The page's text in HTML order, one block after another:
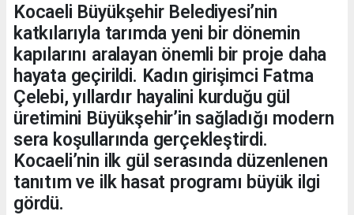
Kocaeli Büyükşehir Belediyesi’nin
katkılarıyla tarımda yeni bir dönemin
kapılarını aralayan önemli bir proje daha
hayata geçirildi. Kadın girişimci Fatma
Çelebi, yıllardır hayalini kurduğu gül
üretimini Büyükşehir’in sağladığı modern
sera koşullarında gerçekleştirdi.
Kocaeli’nin ilk gül serasında düzenlenen
tanıtım ve ilk hasat programı büyük ilgi
gördü.